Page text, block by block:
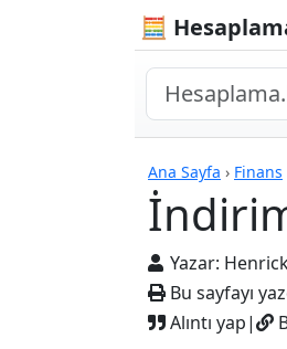
🧮
Ana Sayfa › Finans
Yazar:
Bu sayfayı
Alıntı yap|
Hesap